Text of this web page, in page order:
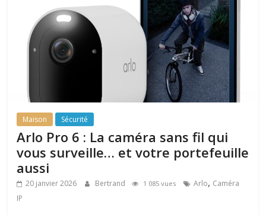
Maison Sécurité
Arlo Pro 6 : La caméra sans fil qui
vous surveille… et votre portefeuille
aussi
20 janvier 2026 Bertrand 1 085 vues Arlo, Caméra
IP